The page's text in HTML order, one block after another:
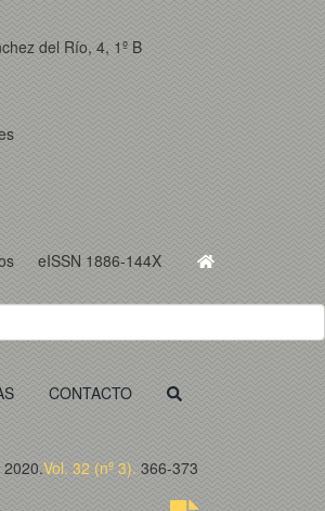
del Río, 4, 1º B
eISSN 1886-144X
CONTACTO
2020.Vol. 32 (nº 3). 366-373